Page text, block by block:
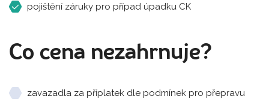
pojištění záruky pro případ úpadku CK
Co cena nezahrnuje?
zavazadla za příplatek dle podmínek pro přepravu